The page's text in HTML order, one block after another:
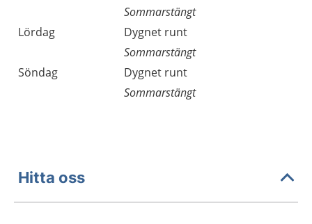
Sommarstängt
Lördag
Dygnet runt
Sommarstängt
Söndag
Dygnet runt
Sommarstängt
Hitta oss